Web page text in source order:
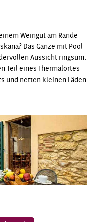
Weingut am Rande
Das Ganze mit Pool
Aussicht ringsum.
Teil eines Thermalortes
und netten kleinen Läden